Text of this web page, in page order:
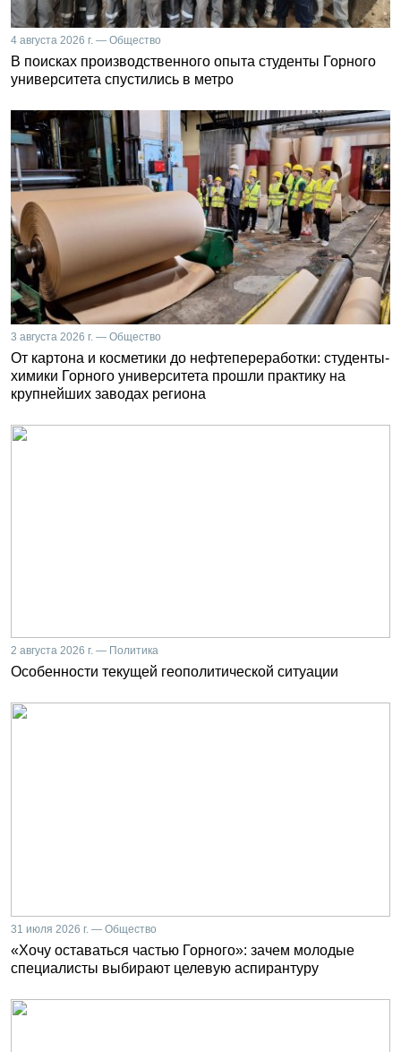
4 августа 2026 г. — Общество
В поисках производственного опыта студенты Горного
университета спустились в метро
3 августа 2026 г. — Общество
От картона и косметики до нефтепереработки: студенты-
химики Горного университета прошли практику на
крупнейших заводах региона
2 августа 2026 г. — Политика
Особенности текущей геополитической ситуации
31 июля 2026 г. — Общество
«Хочу оставаться частью Горного»: зачем молодые
специалисты выбирают целевую аспирантуру